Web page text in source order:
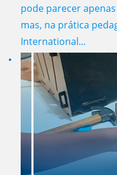
pode parecer
mas, na prática
International...